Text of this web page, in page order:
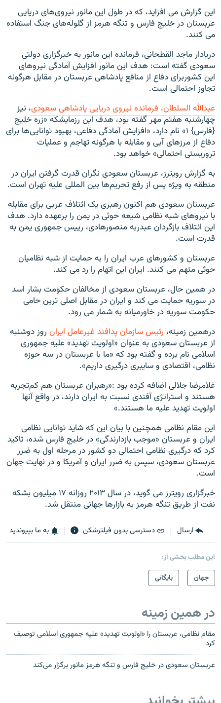
این گزارش می افزاید، که در طول این مانور نیروی‌های دریایی
عربستان در خلیج فارس و تنگه هرمز از گلوله‌های جنگ استفاده
می کنند.
دریادار ماجد القطحانی، فرمانده این مانور به خبرگزاری دولتی
سعودی گفته است: هدف این مانور افزایش آمادگی نیروهای
این کشوربرای دفاع از منافع پادشاهی عربستان در مقابل هرگونه
تجاوز احتمالی است.
عبدالله السلطان، فرمانده نیروی دریایی پادشاهی سعودی، نیز
چهارشنبه هفتم مهر گفته بود، هدف این رزمایشکه «زره خلیج
{فارس} ۱» نام دارد، «افزایش آمادگی دفاعی، بهبود توانایی‌ها برای
دفاع از مرزهای آبی و مقابله با هرگونه تهاجم و عملیات
تروریستی احتمالی» خواهد بود.
به گزارش رویترز، عربستان سعودی نگران قدرت گرفتن ایران در
منطقه به ویژه پس از رفع تحریم‌ها بین المللی علیه تهران است.
عربستان سعودی هم اکنون رهبری یک ائتلاف عربی برای مقابله
با نیروهای شبه نظامی شیعه حوثی در یمن را برعهده دارد. هدف
این ائتلاف بازگردان عبدربه منصورهادی، رییس جمهوری یمن به
قدرت است.
عربستان و کشورهای عرب ایران را به حمایت از شبه نظامیان
حوثی متهم می کنند. ایران این اتهام را رد می کند.
در همین حال، عربستان سعودی از مخالفان حکومت بشار اسد
در سوریه حمایت می کند و ایران در مقابل اصلی ترین حامی
حکومت سوریه در خاورمیانه به شمار می رود.
درهمین زمینه، رئیس سازمان پدافند غیرعامل ایران روز دوشنبه
از عربستان سعودی به عنوان «اولویت تهدید» علیه جمهوری
اسلامی نام برده و گفته بود که «ما با عربستان در سه حوزه
نظامی، اقتصادی و سایبری درگیری داریم».
غلامرضا جلالی اضافه کرده بود :«رهبران عربستان هم کم‌تجربه
هستند و استراتژی آفندی نسبت به ایران دارند، در واقع آنها
اولویت تهدید علیه ما هستند.»
این مقام نظامی همچنین با بیان این که شاید توانایی نظامی
ایران و عربستان «موجب بازدارندگی» در خلیج فارس شده، تاکید
کرد که درگیری نظامی احتمالی دو کشور در مرحله اول به ضرر
عربستان سعودی، سپس به ضرر ایران و آمریکا و در نهایت جهان
است.
خبرگزاری رویترز می گوید، در سال ۲۰۱۳ روزانه ۱۷ میلیون بشکه
نفت از طریق تنگه هرمز به بازارها جهانی منتقل شد.
ارسال دسترسی بدون فیلترشکن به ما بپیوندید
این مطلب بخشی از:
جهان
بایگانی
در همین زمینه
مقام نظامی، عربستان را «اولویت تهدید» علیه جمهوری اسلامی توصیف
کرد
عربستان سعودی در خلیج فارس و تنگه هرمز مانور برگزار می‌کند